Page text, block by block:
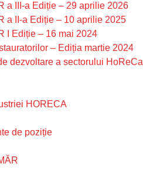
a III-a Ediție – 29 aprilie 2026
a II-a Ediție – 10 aprilie 2025
I Ediție – 16 mai 2024
– Ediția martie 2024
dezvoltare a sectorului HoReCa
HORECA
de poziție